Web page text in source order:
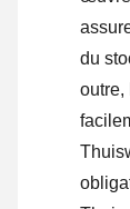
du
outre,